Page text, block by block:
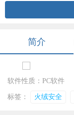
简介
软件性质：PC软件
标签： 火绒安全